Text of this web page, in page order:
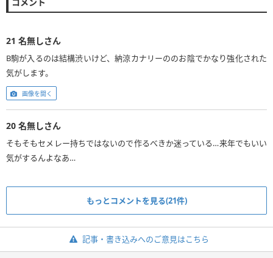
21 名無しさん
B駒が入るのは結構渋いけど、納涼カナリーののお陰でかなり強化された
気がします。
画像を開く
20 名無しさん
そもそもセメレー持ちではないので作るべきか迷っている…来年でもいい
気がするんよなあ…
もっとコメントを見る(21件)
記事・書き込みへのご意見はこちら